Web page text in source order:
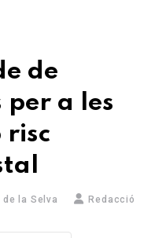
de
per a les
risc
la Selva Redacció